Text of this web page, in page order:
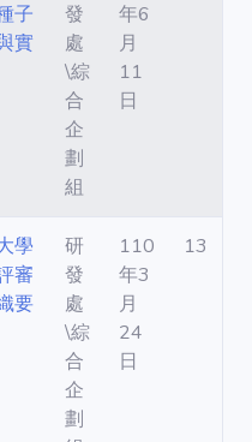
子
實
發
處
\綜
合
企
劃
組
年6
月
11
日
學
審
要
研
發
處
\綜
合
企
劃
110
年3
月
24
日
13